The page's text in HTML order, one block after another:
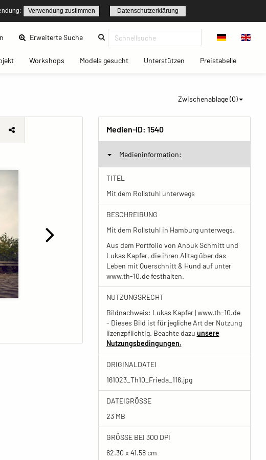
Verwendung zustimmen Datenschutzerklärung
Erweiterte Suche(current)
(current)Workshops(current)Models gesucht(current)Unterstützen(current)Preistabelle(current)
Zwischenablage (0)
Medien-ID: 1540
Medieninformation:
TITEL
Mit dem Rollstuhl unterwegs
BESCHREIBUNG
Mit dem Rollstuhl in Hamburg unterwegs.
Aus dem Portfolio von Anouk Schmitt und
Lukas Kapfer, die ihren Alltag über das
Leben mit Querschnitt & Hund auf unter
www.th-10.de festhalten.
NUTZUNGSRECHT
Bildnachweis: Lukas Kapfer | www.th-10.de
- Dieses Bild ist für jegliche Art der Nutzung
lizenzpflichtig. Beachte dazu unsere
Nutzungsbedingungen.
ORIGINALDATEI
161023_Th10_Frieda_116.jpg
DATEIGRÖSSE
23 MB
GRÖSSE BEI 300 DPI
62.30 x 41.58 cm